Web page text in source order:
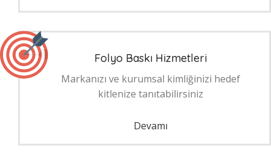
Folyo Baskı Hizmetleri
Markanızı ve kurumsal kimliğinizi hedef
kitlenize tanıtabilirsiniz
Devamı